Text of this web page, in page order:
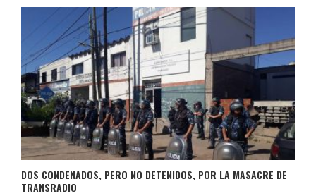
DOS CONDENADOS, PERO NO DETENIDOS, POR LA MASACRE DE
TRANSRADIO